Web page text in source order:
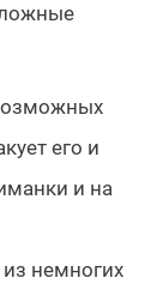
его и
и на
немногих